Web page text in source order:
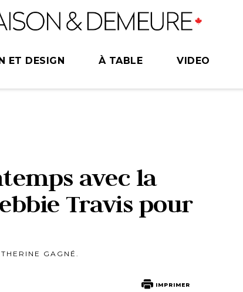
ET DESIGN À TABLE VIDEO
avec la
Travis pour
GAGNÉ.
IMPRIMER